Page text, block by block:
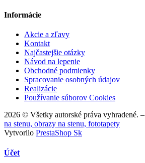
Informácie
Akcie a zľavy
Kontakt
Najčastejšie otázky
Návod na lepenie
Obchodné podmienky
Spracovanie osobných údajov
Realizácie
Používanie súborov Cookies
2026 © Všetky autorské práva vyhradené. –
na stenu, obrazy na stenu, fototapety
Vytvorilo PrestaShop Sk
Účet